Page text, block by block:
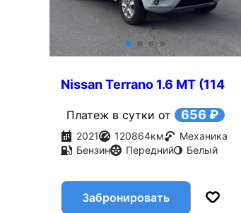
Nissan Terrano 1.6 MT (114
Платеж в сутки от 656 ₽
2021 120864км
Механика
Бензин
Передний Белый
Забронировать